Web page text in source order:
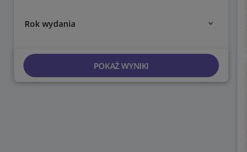
Rok wydania
POKAŻ WYNIKI